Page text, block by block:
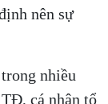
nên sự
nhiều
cá nhân tổ